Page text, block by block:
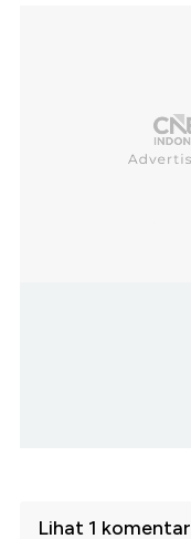
Lihat 1 komentar